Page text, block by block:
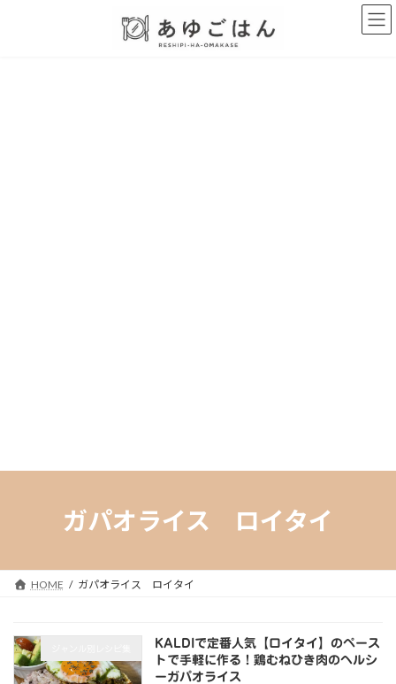
ガパオライス ロイタイ
HOME ガパオライス ロイタイ
KALDIで定番人気【ロイタイ】のペース
トで手軽に作る！鶏むねひき肉のヘルシ
ーガパオライス